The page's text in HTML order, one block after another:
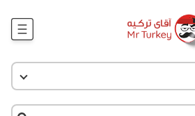
وبلاگ
جاذبه گردشگری